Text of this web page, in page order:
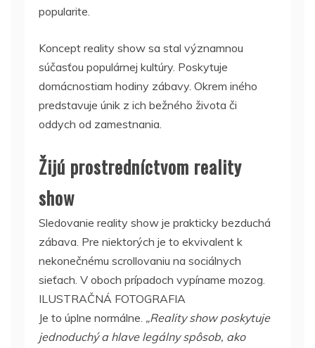
popularite.
Koncept reality show sa stal významnou
súčasťou populárnej kultúry. Poskytuje
domácnostiam hodiny zábavy. Okrem iného
predstavuje únik z ich bežného života či
oddych od zamestnania.
Žijú prostredníctvom reality
show
Sledovanie reality show je prakticky bezduchá
zábava. Pre niektorých je to ekvivalent k
nekonečnému scrollovaniu na sociálnych
sieťach. V oboch prípadoch vypíname mozog.
ILUSTRAČNÁ FOTOGRAFIA
Je to úplne normálne. „Reality show poskytuje
jednoduchý a hlave legálny spôsob, ako